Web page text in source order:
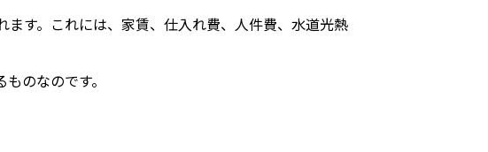
す。これには、家賃、仕入れ費、人件費、水道光熱
のなのです。